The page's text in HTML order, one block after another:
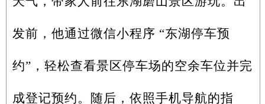
发前，他通过微信小程序 “东湖停车预
约”，轻松查看景区停车场的空余车位并完
成登记预约。随后，依照手机导航的指